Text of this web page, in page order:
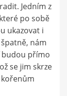
Jedním z
po sobě
ukazovat i
nám
přímo
se jim skrze